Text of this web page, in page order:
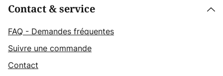
Contact & service
FAQ - Demandes fréquentes
Suivre une commande
Contact